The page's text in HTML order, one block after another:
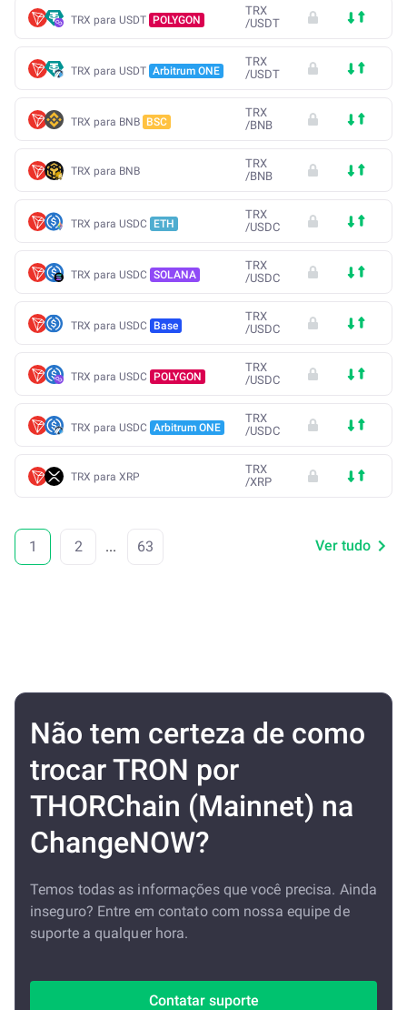
TRX para USDT POLYGON
TRX
/USDT
TRX para USDT Arbitrum ONE
TRX
/USDT
TRX para BNB BSC
TRX
/BNB
TRX para BNB
TRX
/BNB
TRX para USDC ETH
TRX
/USDC
TRX para USDC SOLANA
TRX
/USDC
TRX para USDC Base
TRX
/USDC
TRX para USDC POLYGON
TRX
/USDC
TRX para USDC Arbitrum ONE
TRX
/USDC
TRX para XRP
TRX
/XRP
1 2 ... 63 Ver tudo
Não tem certeza de como
trocar TRON por
THORChain (Mainnet) na
ChangeNOW?
Temos todas as informações que você precisa. Ainda
inseguro? Entre em contato com nossa equipe de
suporte a qualquer hora.
Contatar suporte